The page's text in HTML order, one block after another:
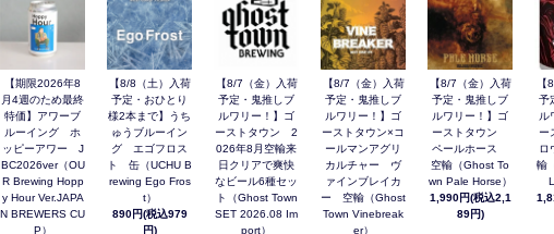
【期限2026年8
月4週のため最終
特価】アワーブ
ルーイング ホ
ッピーアワー J
BC2026ver（OU
R Brewing Hopp
y Hour Ver.JAPA
N BREWERS CU
P）
【8/8（土）入荷
予定・おひとり
様2本まで】うち
ゅうブルーイン
グ エゴフロス
ト 缶（UCHU B
rewing Ego Fros
t）
890円(税込979
円)
【8/7（金）入荷
予定・鬼推しブ
ルワリー！】ゴ
ーストタウン 2
026年8月空輸来
日クリアで爽快
なビール6種セッ
ト（Ghost Town
SET 2026.08 Im
port）
【8/7（金）入荷
予定・鬼推しブ
ルワリー！】ゴ
ーストタウン×コ
ールマンアグリ
カルチャー ヴ
ァインブレイカ
ー 空輸（Ghost
Town Vinebreak
er）
【8/7（金）入荷
予定・鬼推しブ
ルワリー！】ゴ
ーストタウン
ペールホース
空輸（Ghost To
wn Pale Horse）
1,990円(税込2,1
89円)
【
予
ル
ー
輸